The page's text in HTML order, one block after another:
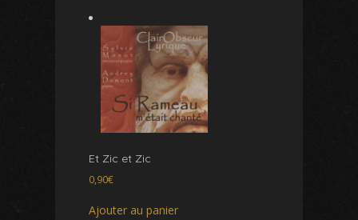
Et Zic et Zic
0,90€
Ajouter au panier